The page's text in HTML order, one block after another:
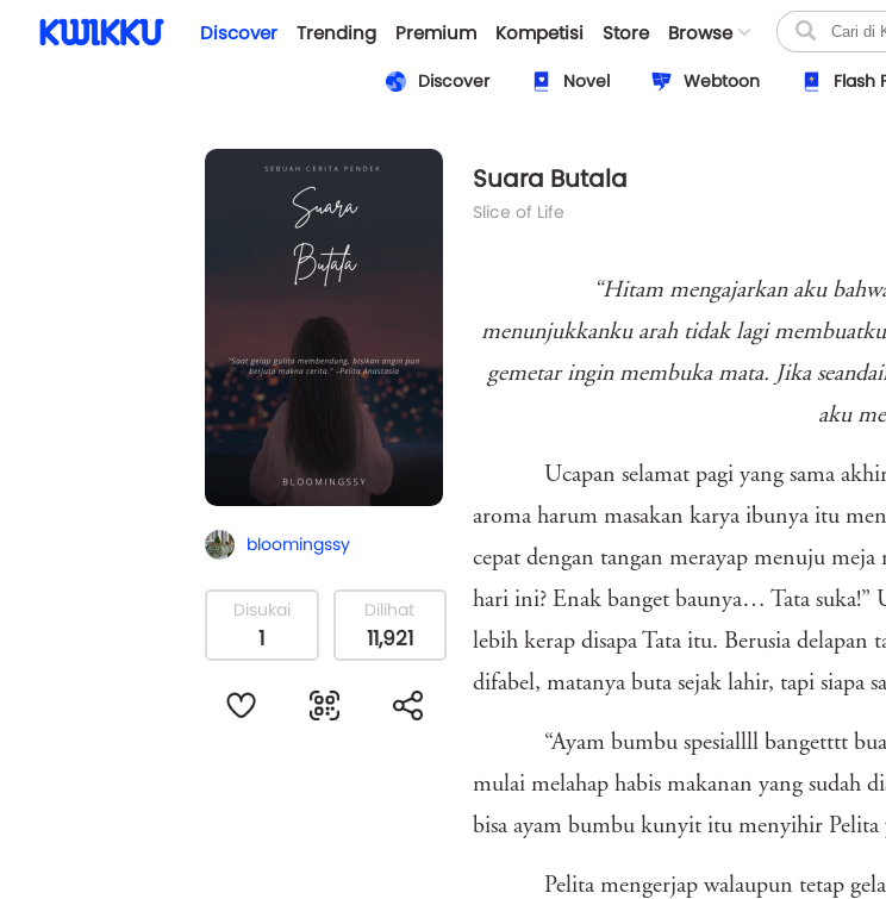
Discover Trending Premium Kompetisi Store Browse
Discover Novel Webtoon Flash
bloomingssy
Disukai
1
Dilihat
11,921
Suara Butala
Slice of Life
“Hitam mengajarkan aku
menunjukkanku arah tidak lagi
gemetar ingin membuka mata. Jika
aku
Ucapan selamat pagi yang sama
aroma harum masakan karya ibunya itu
cepat dengan tangan merayap menuju
hari ini? Enak banget baunya… Tata suka!”
lebih kerap disapa Tata itu. Berusia delapan
difabel, matanya buta sejak lahir, tapi siapa
“Ayam bumbu spesiallll bangetttt
mulai melahap habis makanan yang sudah
bisa ayam bumbu kunyit itu menyihir
Pelita mengerjap walaupun tetap